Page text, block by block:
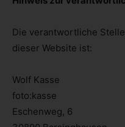
Die verantwortliche
dieser Website ist:
Wolf Kasse
foto:kasse
Eschenweg, 6